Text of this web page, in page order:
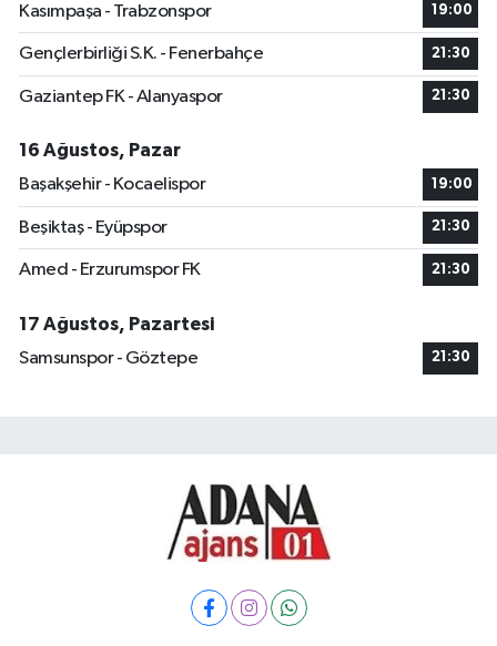
Kasımpaşa - Trabzonspor 19:00
Gençlerbirliği S.K. - Fenerbahçe 21:30
Gaziantep FK - Alanyaspor 21:30
16 Ağustos, Pazar
Başakşehir - Kocaelispor
19:00
Beşiktaş - Eyüpspor 21:30
Amed - Erzurumspor FK 21:30
17 Ağustos, Pazartesi
Samsunspor - Göztepe
21:30